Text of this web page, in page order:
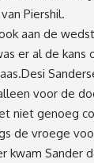
Piershil.
aan de
er al de kans
voor de
niet genoeg
de vroege
kwam Sander